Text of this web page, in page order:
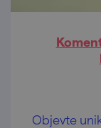
Objevte